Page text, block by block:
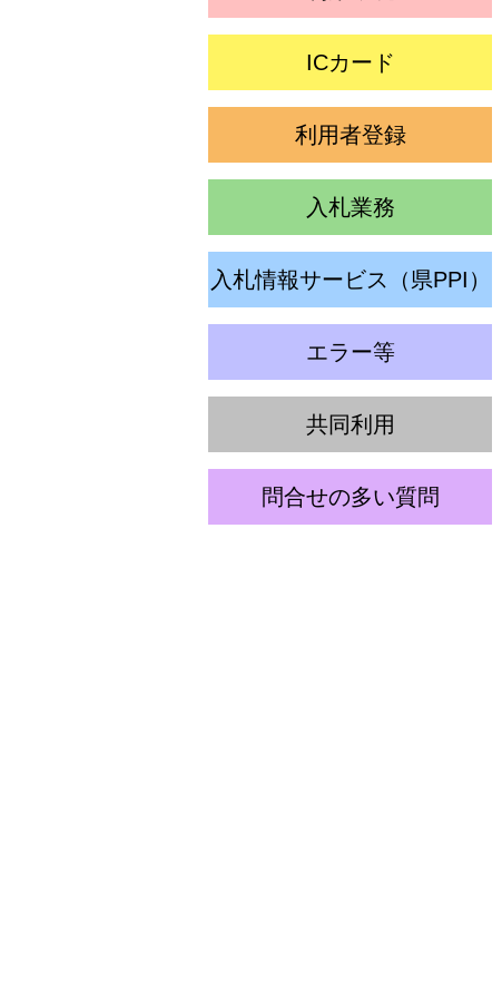
ICカード
利用者登録
入札業務
入札情報サービス（県PPI）
エラー等
共同利用
問合せの多い質問